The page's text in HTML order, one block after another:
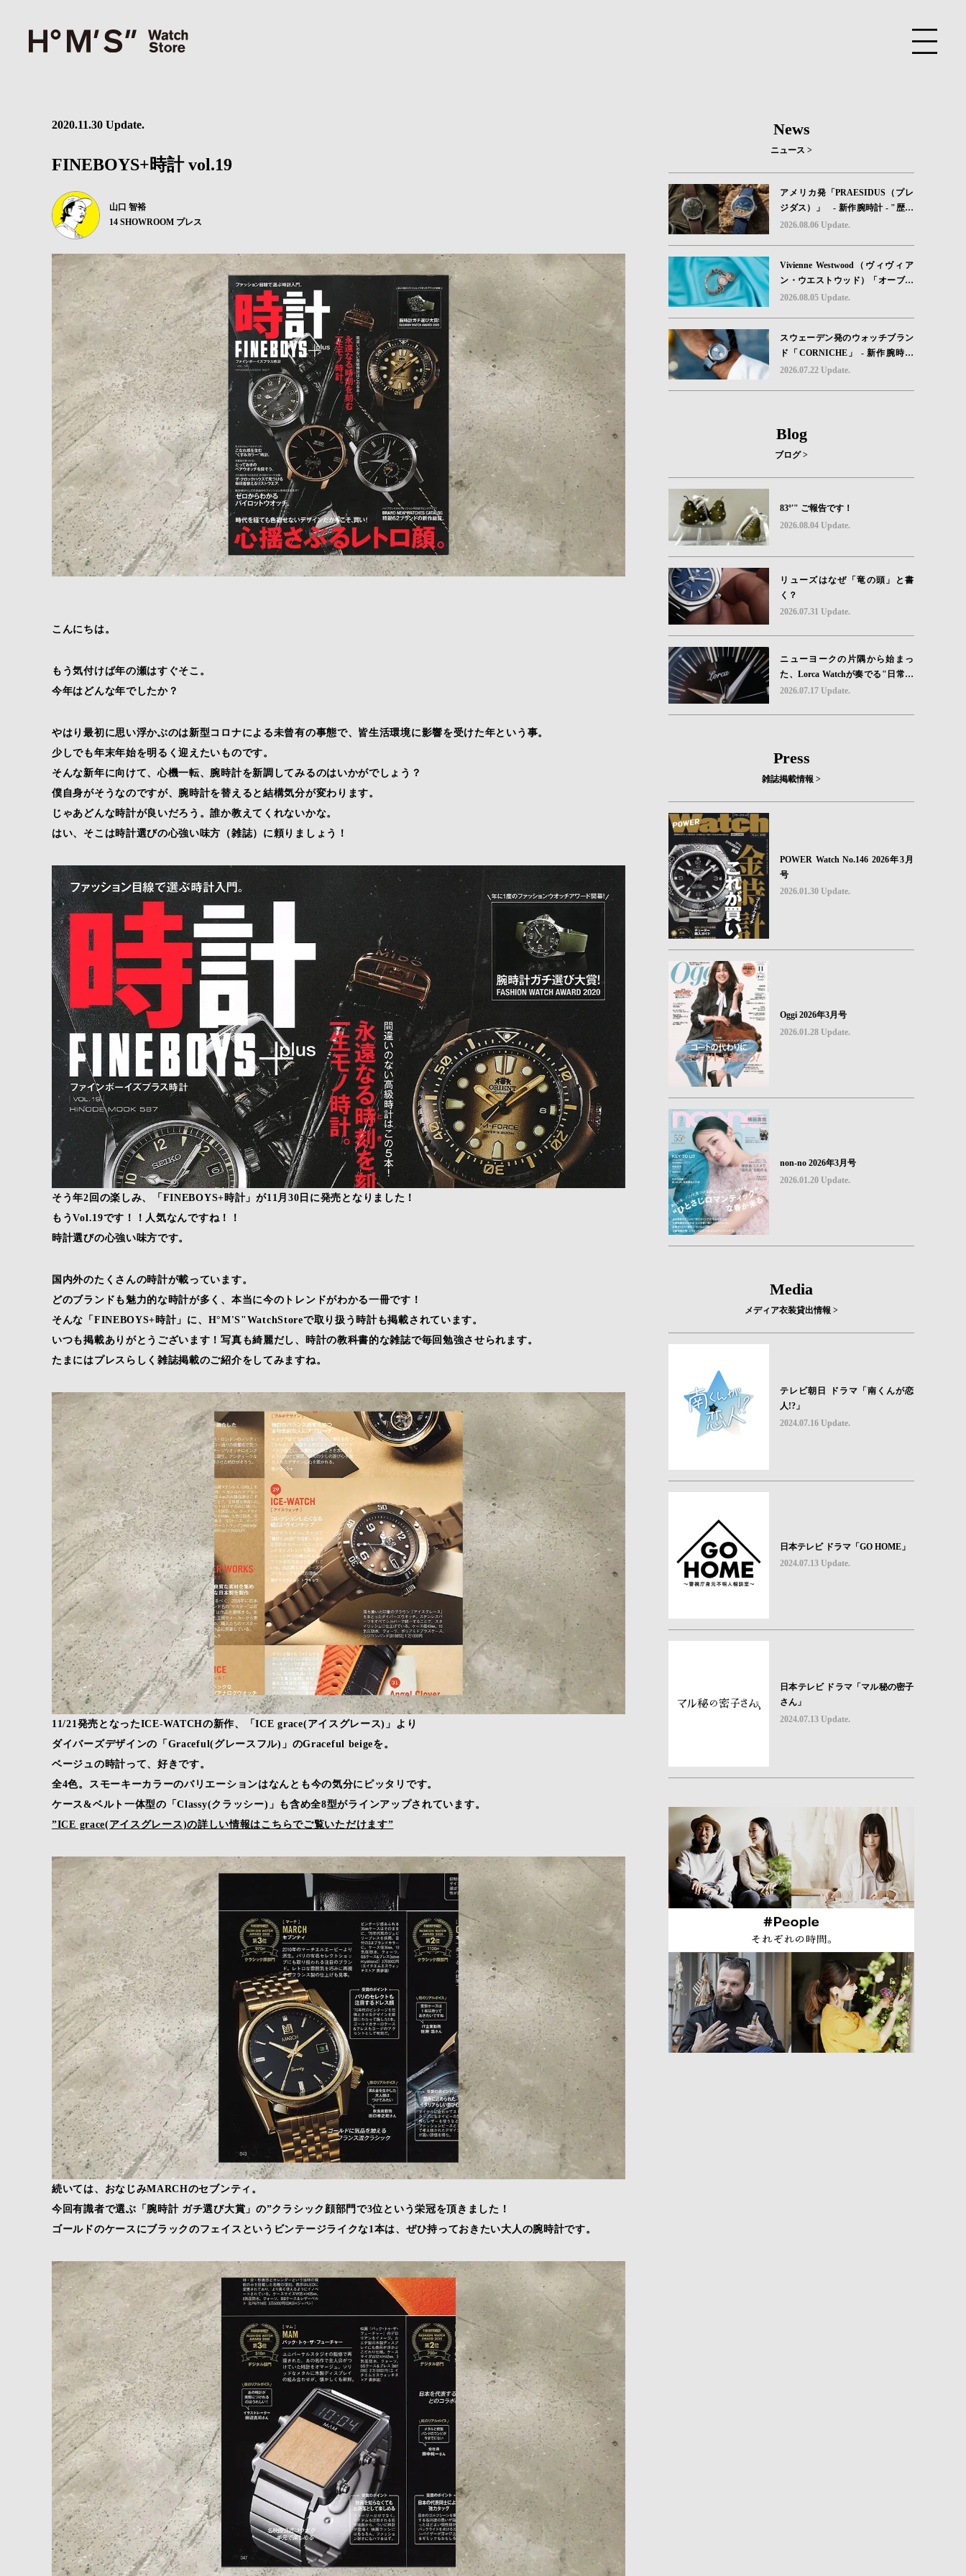
2020.11.30 Update.
FINEBOYS+時計 vol.19
山口 智裕
14 SHOWROOM プレス
こんにちは。
もう気付けば年の瀬はすぐそこ。
今年はどんな年でしたか？
やはり最初に思い浮かぶのは新型コロナによる未曾有の事態で、皆生活環境に影響を受けた年という事。
少しでも年末年始を明るく迎えたいものです。
そんな新年に向けて、心機一転、腕時計を新調してみるのはいかがでしょう？
僕自身がそうなのですが、腕時計を替えると結構気分が変わります。
じゃあどんな時計が良いだろう。誰か教えてくれないかな。
はい、そこは時計選びの心強い味方（雑誌）に頼りましょう！
そう年2回の楽しみ、「FINEBOYS+時計」が11月30日に発売となりました！
もうVol.19です！！人気なんですね！！
時計選びの心強い味方です。
国内外のたくさんの時計が載っています。
どのブランドも魅力的な時計が多く、本当に今のトレンドがわかる一冊です！
そんな「FINEBOYS+時計」に、H°M'S"WatchStoreで取り扱う時計も掲載されています。
いつも掲載ありがとうございます！写真も綺麗だし、時計の教科書的な雑誌で毎回勉強させられます。
たまにはプレスらしく雑誌掲載のご紹介をしてみますね。
11/21発売となったICE-WATCHの新作、「ICE grace(アイスグレース)」より
ダイバーズデザインの「Graceful(グレースフル)」のGraceful beigeを。
ベージュの時計って、好きです。
全4色。スモーキーカラーのバリエーションはなんとも今の気分にピッタリです。
ケース&ベルト一体型の「Classy(クラッシー)」も含め全8型がラインアップされています。
”ICE grace(アイスグレース)の詳しい情報はこちらでご覧いただけます”
続いては、おなじみMARCHのセブンティ。
今回有識者で選ぶ「腕時計 ガチ選び大賞」の”クラシック顔部門で3位という栄冠を頂きました！
ゴールドのケースにブラックのフェイスというビンテージライクな1本は、ぜひ持っておきたい大人の腕時計です。
News
ニュース >
アメリカ発「PRAESIDUS（プレ
ジダス）」 - 新作腕時計 - "歴史
を身に着ける“ -戦場を駆け抜けた
字盤に閉じ込めた「A-11」コレク
ション2種類が発売。
2026.08.06 Update.
Vivienne Westwood（ヴィヴィア
ン・ウエストウッド）「オーブボ
タン」コレクションに、⽇本限定
2026.08.05 Update.
スウェーデン発のウォッチブラン
ド「CORNICHE」 - 新作腕時計
地中海の夏を映す、爽やかなブル
2026.07.22 Update.
Blog
ブログ >
83º'" ご報告です！
2026.08.04 Update.
リューズはなぜ「竜の頭」と書
く？
2026.07.31 Update.
ニューヨークの片隅から始まっ
た、Lorca Watchが奏でる"日常の
ロマン"｜Brand Picks #08
2026.07.17 Update.
Press
雑誌掲載情報 >
POWER Watch No.146 2026年3月
号
2026.01.30 Update.
Oggi 2026年3月号
2026.01.28 Update.
non-no 2026年3月号
2026.01.20 Update.
Media
メディア衣装貸出情報 >
テレビ朝日 ドラマ「南くんが恋
人!?」
2024.07.16 Update.
日本テレビ ドラマ「GO HOME」
2024.07.13 Update.
日本テレビ ドラマ「マル秘の密子
さん」
2024.07.13 Update.